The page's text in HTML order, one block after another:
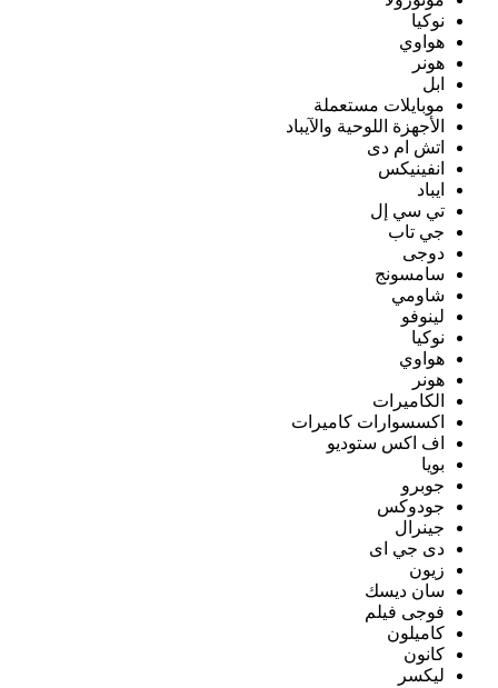
نوكيا
هواوي
هونر
ابل
موبايلات مستعملة
الأجهزة اللوحية والآيباد
اتش ام دى
انفينيكس
ايباد
تي سي إل
جي تاب
دوجى
سامسونج
شاومي
لينوفو
نوكيا
هواوي
هونر
الكاميرات
اكسسوارات كاميرات
اف اكس ستوديو
بويا
جوبرو
جودوكس
جينرال
دى جي اى
زيون
سان ديسك
فوجى فيلم
كاميلون
كانون
ليكسر